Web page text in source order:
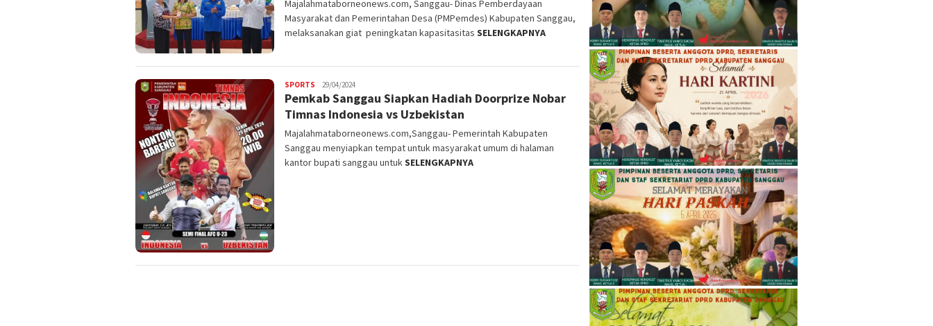
Majalahmataborneonews.com, Sanggau- Dinas Pemberdayaan
Masyarakat dan Pemerintahan Desa (PMPemdes) Kabupaten Sanggau,
melaksanakan giat peningkatan kapasitasitas SELENGKAPNYA
SPORTS 29/04/2024
Pemkab Sanggau Siapkan Hadiah Doorprize Nobar
Timnas Indonesia vs Uzbekistan
Majalahmataborneonews.com,Sanggau- Pemerintah Kabupaten
Sanggau menyiapkan tempat untuk masyarakat umum di halaman
kantor bupati sanggau untukSELENGKAPNYA